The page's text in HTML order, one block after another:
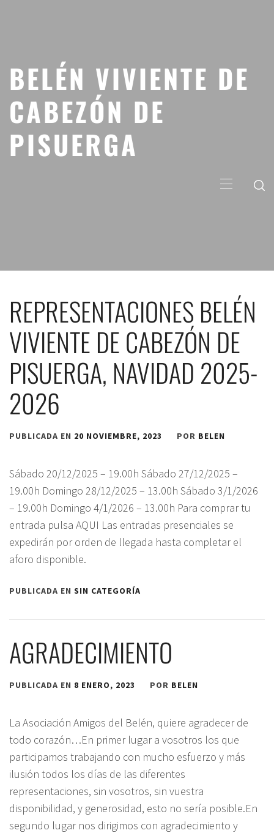
BELÉN VIVIENTE DE
CABEZÓN DE
PISUERGA
principal
REPRESENTACIONES BELÉN
VIVIENTE DE CABEZÓN DE
PISUERGA, NAVIDAD 2025-
2026
PUBLICADA EN 20 NOVIEMBRE, 2023 POR BELEN
Sábado 20/12/2025 – 19.00h Sábado 27/12/2025 –
19.00h Domingo 28/12/2025 – 13.00h Sábado 3/1/2026
– 19.00h Domingo 4/1/2026 – 13.00h Para comprar tu
entrada pulsa AQUI Las entradas presenciales se
expedirán por orden de llegada hasta completar el
aforo disponible.
PUBLICADA EN SIN CATEGORÍA
AGRADECIMIENTO
PUBLICADA EN 8 ENERO, 2023 POR BELEN
La Asociación Amigos del Belén, quiere agradecer de
todo corazón…En primer lugar a vosotros los que
participamos trabajando con mucho esfuerzo y más
ilusión todos los días de las diferentes
representaciones, sin vosotros, sin vuestra
disponibilidad, y generosidad, esto no sería posible.En
segundo lugar nos dirigimos con agradecimiento y